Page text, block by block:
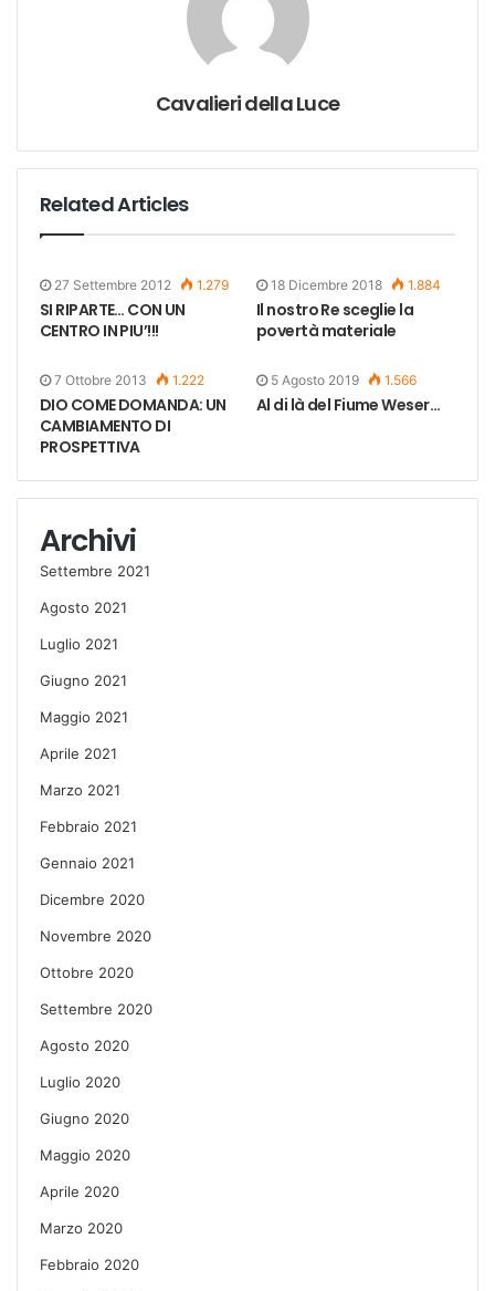
Cavalieri della Luce
Related Articles
27 Settembre 2012 1.279
SI RIPARTE… CON UN
CENTRO IN PIU’!!!
18 Dicembre 2018 1.884
Il nostro Re sceglie la
povertà materiale
7 Ottobre 2013 1.222
DIO COME DOMANDA: UN
CAMBIAMENTO DI
PROSPETTIVA
5 Agosto 2019 1.566
Al di là del Fiume Weser…
Archivi
Settembre 2021
Agosto 2021
Luglio 2021
Giugno 2021
Maggio 2021
Aprile 2021
Marzo 2021
Febbraio 2021
Gennaio 2021
Dicembre 2020
Novembre 2020
Ottobre 2020
Settembre 2020
Agosto 2020
Luglio 2020
Giugno 2020
Maggio 2020
Aprile 2020
Marzo 2020
Febbraio 2020